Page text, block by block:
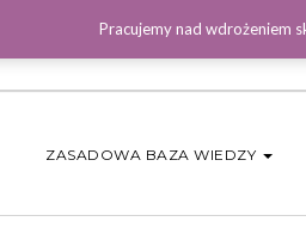
ZASADOWA BAZA WIEDZY
Pracujemy nad wdrożeniem